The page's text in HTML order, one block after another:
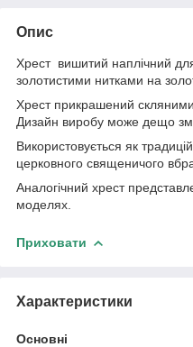
Опис
Хрест вишитий наплічний
золотистими нитками на
Хрест прикрашений
Дизайн виробу може дещо
Використовується як
церковного священичого
Аналогічний хрест
моделях.
Приховати
Характеристики
Основні